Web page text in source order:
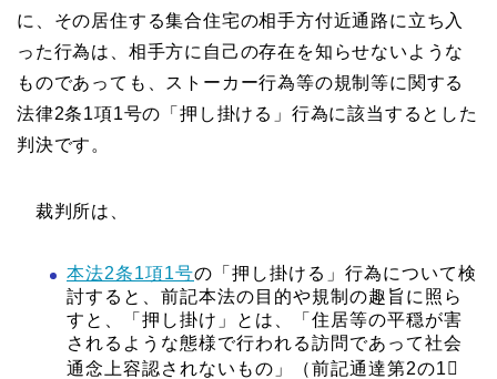
に、その居住する集合住宅の相手方付近通路に立ち入
った行為は、相手方に自己の存在を知らせないような
ものであっても、ストーカー行為等の規制等に関する
法律2条1項1号の「押し掛ける」行為に該当するとした
判決です。
裁判所は、
本法2条1項1号の「押し掛ける」行為について検
討すると、前記本法の目的や規制の趣旨に照ら
すと、「押し掛け」とは、「住居等の平穏が害
されるような態様で行われる訪問であって社会
通念上容認されないもの」（前記通達第2の1